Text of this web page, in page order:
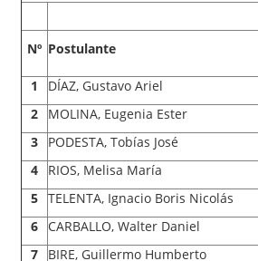
Nº Postulante
1
DÍAZ, Gustavo Ariel
2
MOLINA, Eugenia Ester
3
PODESTA, Tobías José
4
RIOS, Melisa María
5 TELENTA, Ignacio Boris Nicolás
6
CARBALLO, Walter Daniel
7
BIRE, Guillermo Humberto